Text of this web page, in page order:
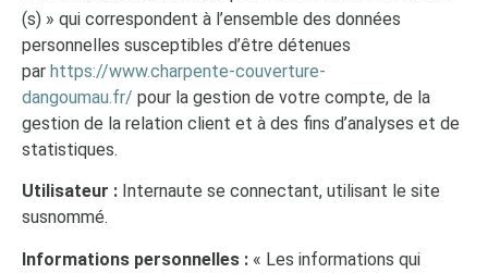
(s) » qui correspondent à l’ensemble des données
personnelles susceptibles d’être détenues
par https://www.charpente-couverture-
dangoumau.fr/ pour la gestion de votre compte, de la
gestion de la relation client et à des fins d’analyses et de
statistiques.
Utilisateur : Internaute se connectant, utilisant le site
susnommé.
Informations personnelles : « Les informations qui